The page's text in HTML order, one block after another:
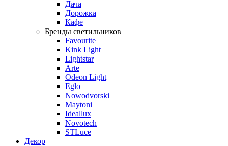
Дача
Дорожка
Кафе
Бренды светильников
Favourite
Kink Light
Lightstar
Arte
Odeon Light
Eglo
Nowodvorski
Maytoni
Ideallux
Novotech
STLuce
Декор